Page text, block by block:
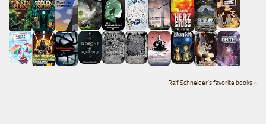
Ralf Schneider's favorite books »